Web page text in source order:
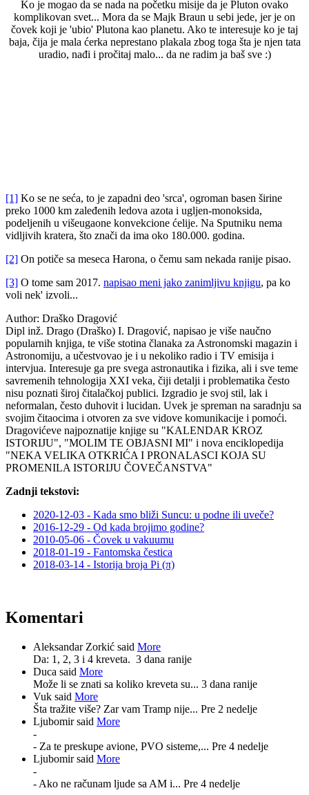
Ko je mogao da se nada na početku misije da je Pluton ovako
komplikovan svet... Mora da se Majk Braun u sebi jede, jer je on
čovek koji je 'ubio' Plutona kao planetu. Ako te interesuje ko je taj
baja, čija je mala ćerka neprestano plakala zbog toga šta je njen tata
uradio, nađi i pročitaj malo... da ne radim ja baš sve :)
[1] Ko se ne seća, to je zapadni deo 'srca', ogroman basen širine
preko 1000 km zaleđenih ledova azota i ugljen-monoksida,
podeljenih u višeugaone konvekcione ćelije. Na Sputniku nema
vidljivih kratera, što znači da ima oko 180.000. godina.
[2] On potiče sa meseca Harona, o čemu sam nekada ranije pisao.
[3] O tome sam 2017. napisao meni jako zanimljivu knjigu, pa ko
voli nek' izvoli...
Author: Draško Dragović
Dipl inž. Drago (Draško) I. Dragović, napisao je više naučno
popularnih knjiga, te više stotina članaka za Astronomski magazin i
Astronomiju, a učestvovao je i u nekoliko radio i TV emisija i
intervjua. Interesuje ga pre svega astronautika i fizika, ali i sve teme
savremenih tehnologija XXI veka, čiji detalji i problematika često
nisu poznati široj čitalačkoj publici. Izgradio je svoj stil, lak i
neformalan, često duhovit i lucidan. Uvek je spreman na saradnju sa
svojim čitaocima i otvoren za sve vidove komunikacije i pomoći.
Dragovićeve najpoznatije knjige su "KALENDAR KROZ
ISTORIJU", "MOLIM TE OBJASNI MI" i nova enciklopedija
"NEKA VELIKA OTKRIĆA I PRONALASCI KOJA SU
PROMENILA ISTORIJU ČOVEČANSTVA"
Zadnji tekstovi:
2020-12-03 - Kada smo bliži Suncu: u podne ili uveče?
2016-12-29 - Od kada brojimo godine?
2010-05-06 - Čovek u vakuumu
2018-01-19 - Fantomska čestica
2018-03-14 - Istorija broja Pi (π)
Komentari
Aleksandar Zorkić said More
Da: 1, 2, 3 i 4 kreveta. 3 dana ranije
Duca said More
Može li se znati sa koliko kreveta su... 3 dana ranije
Vuk said More
Šta tražite više? Zar vam Tramp nije... Pre 2 nedelje
Ljubomir said More
-
- Za te preskupe avione, PVO sisteme,... Pre 4 nedelje
Ljubomir said More
-
- Ako ne računam ljude sa AM i... Pre 4 nedelje